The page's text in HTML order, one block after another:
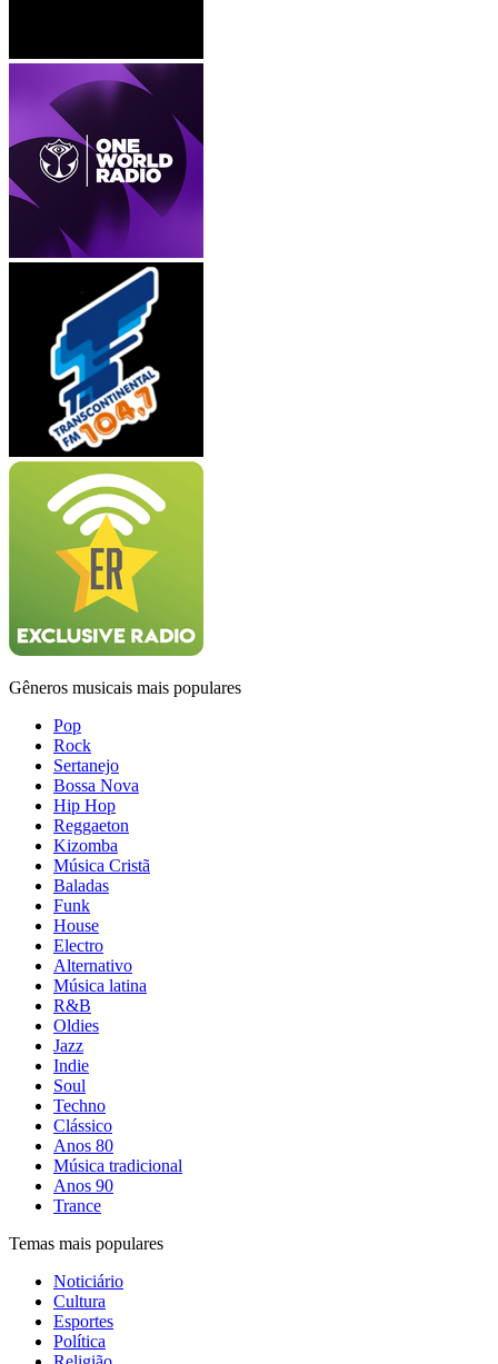
Gêneros musicais mais populares
Pop
Rock
Sertanejo
Bossa Nova
Hip Hop
Reggaeton
Kizomba
Música Cristã
Baladas
Funk
House
Electro
Alternativo
Música latina
R&B
Oldies
Jazz
Indie
Soul
Techno
Clássico
Anos 80
Música tradicional
Anos 90
Trance
Temas mais populares
Noticiário
Cultura
Esportes
Política